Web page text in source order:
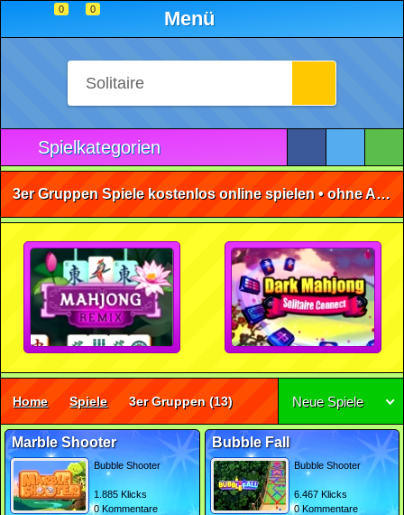
0 0 Menü
Spielkategorien
3er Gruppen Spiele kostenlos online spielen • ohne Anmeldung 🕹️
Home Spiele 3er Gruppen (13) Neue Spiele
Marble Shooter
Bubble Shooter
1.885 Klicks
0 Kommentare
Bubble Fall
Bubble Shooter
6.467 Klicks
0 Kommentare